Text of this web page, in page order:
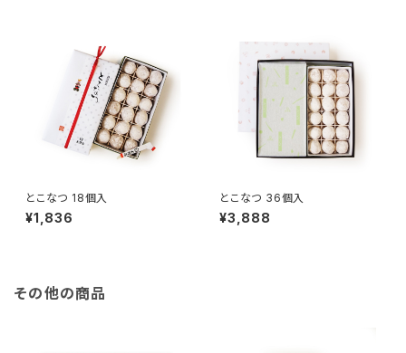
とこなつ 18個入
¥1,836
とこなつ 36個入
¥3,888
その他の商品